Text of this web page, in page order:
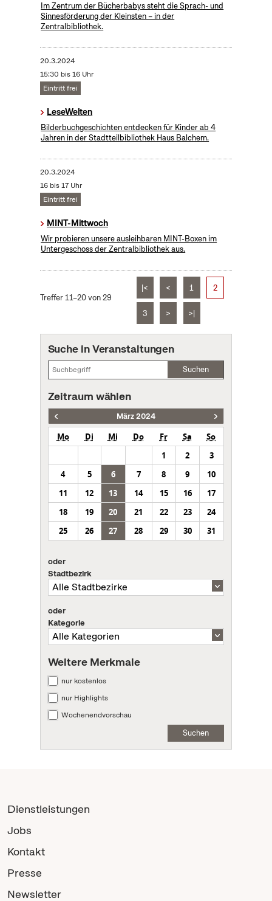
Im Zentrum der Bücherbabys steht die Sprach- und
Sinnesförderung der Kleinsten – in der
Zentralbibliothek.
20.3.2024
15:30 bis 16 Uhr
Eintritt frei
LeseWelten
Bilderbuchgeschichten entdecken für Kinder ab 4
Jahren in der Stadtteilbibliothek Haus Balchem.
20.3.2024
16 bis 17 Uhr
Eintritt frei
MINT-Mittwoch
Wir probieren unsere ausleihbaren MINT-Boxen im
Untergeschoss der Zentralbibliothek aus.
Treffer 11–20 von 29
|< < 1 2
3 > >|
Suche in Veranstaltungen
Suchen
Zeitraum wählen
März 2024
Mo Di Mi Do Fr Sa
So
1
2
3
4
5 6 7 8 9
10
11
12 13 14 15 16
17
18
19 20 21 22 23
24
25
26 27 28 29 30 31
oder
Stadtbezirk
oder
Kategorie
Weitere Merkmale
nur kostenlos
nur Highlights
Wochenendvorschau
Suchen
Dienstleistungen
Jobs
Kontakt
Presse
Newsletter